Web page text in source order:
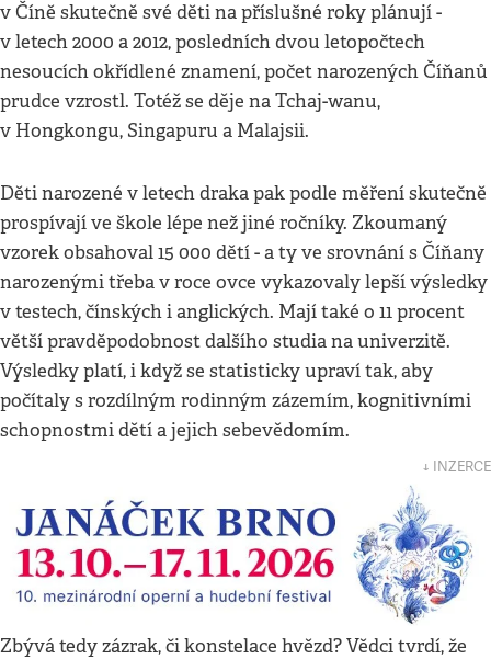
v Číně skutečně své děti na příslušné roky plánují -
v letech 2000 a 2012, posledních dvou letopočtech
nesoucích okřídlené znamení, počet narozených Číňanů
prudce vzrostl. Totéž se děje na Tchaj-wanu,
v Hongkongu, Singapuru a Malajsii.
Děti narozené v letech draka pak podle měření skutečně
prospívají ve škole lépe než jiné ročníky. Zkoumaný
vzorek obsahoval 15 000 dětí - a ty ve srovnání s Číňany
narozenými třeba v roce ovce vykazovaly lepší výsledky
v testech, čínských i anglických. Mají také o 11 procent
větší pravděpodobnost dalšího studia na univerzitě.
Výsledky platí, i když se statisticky upraví tak, aby
počítaly s rozdílným rodinným zázemím, kognitivními
schopnostmi dětí a jejich sebevědomím.
↓ INZERCE
Zbývá tedy zázrak, či konstelace hvězd? Vědci tvrdí, že